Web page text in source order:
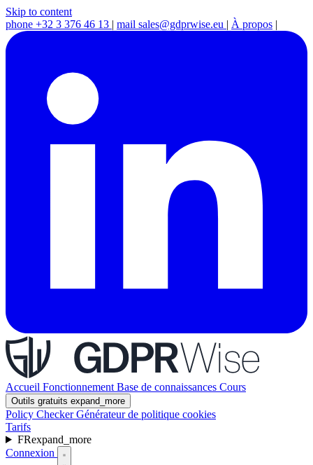
Skip to content
phone +32 3 376 46 13 | mail sales@gdprwise.eu | À propos |
Accueil Fonctionnement Base de connaissances Cours
Outils gratuits expand_more
Policy CheckerGénérateur de politique cookies
Tarifs
FRexpand_more
Connexion